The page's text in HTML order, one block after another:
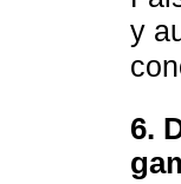
y
6.